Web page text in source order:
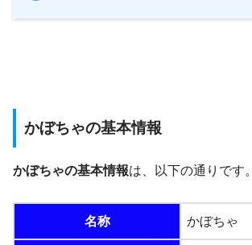
かぼちゃの基本情報
かぼちゃの基本情報は、以下の通りです。
名称 かぼちゃ